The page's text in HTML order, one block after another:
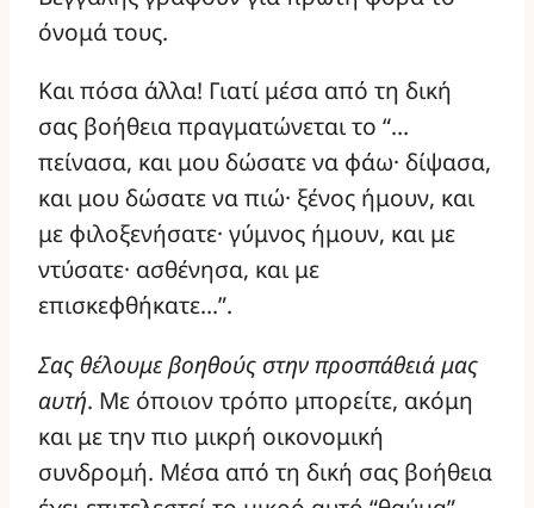
όνομά τους.
Και πόσα άλλα! Γιατί μέσα από τη δική
σας βοήθεια πραγματώνεται το “…
πείνασα, και μου δώσατε να φάω· δίψασα,
και μου δώσατε να πιώ· ξένος ήμουν, και
με φιλοξενήσατε· γύμνος ήμουν, και με
ντύσατε· ασθένησα, και με
επισκεφθήκατε…”.
Σας θέλουμε βοηθούς στην προσπάθειά μας
αυτή. Με όποιον τρόπο μπορείτε, ακόμη
και με την πιο μικρή οικονομική
συνδρομή. Μέσα από τη δική σας βοήθεια